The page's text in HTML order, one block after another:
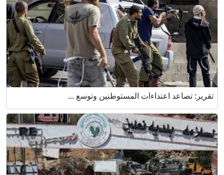
تقرير: تصاعد اعتداءات المستوطنين وتوسع ...